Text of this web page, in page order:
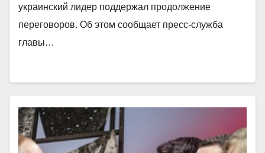
украинский лидер поддержал продолжение
переговоров. Об этом сообщает пресс-служба
главы…